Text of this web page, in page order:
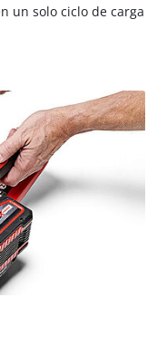
un solo ciclo de carga